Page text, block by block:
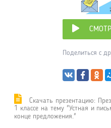
Поделиться с
Cкачать презентацию:
1 классе на тему "Устная и
конце предложения."